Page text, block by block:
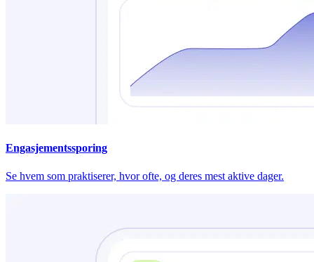
Engasjementssporing
Se hvem som praktiserer, hvor ofte, og deres mest aktive dager.